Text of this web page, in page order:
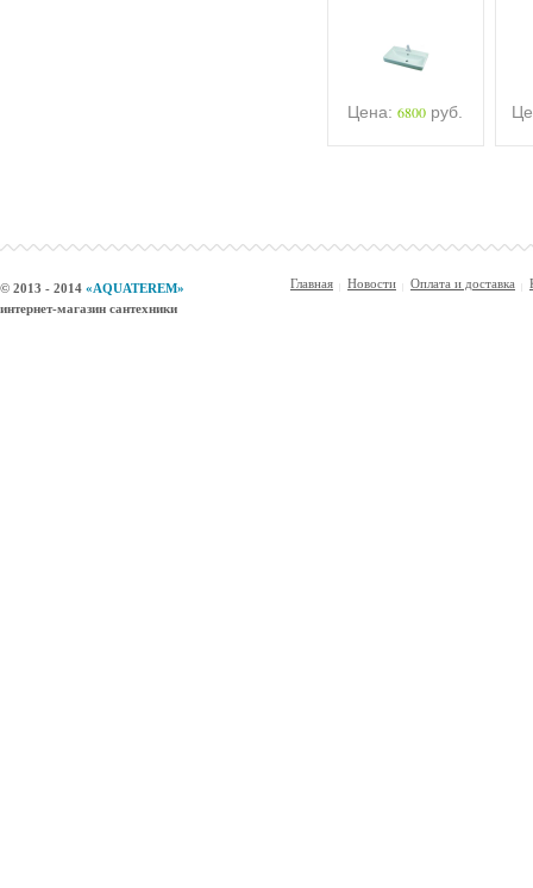
Цена: 6800 руб.
© 2013 - 2014 «AQUATEREM»
интернет-магазин сантехники
Главная Новости Оплата и доставка